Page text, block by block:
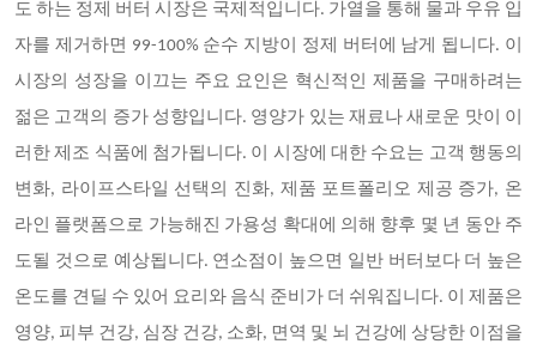
도 하는 정제 버터 시장은 국제적입니다. 가열을 통해 물과 우유 입
자를 제거하면 99-100% 순수 지방이 정제 버터에 남게 됩니다. 이
시장의 성장을 이끄는 주요 요인은 혁신적인 제품을 구매하려는
젊은 고객의 증가 성향입니다. 영양가 있는 재료나 새로운 맛이 이
러한 제조 식품에 첨가됩니다. 이 시장에 대한 수요는 고객 행동의
변화, 라이프스타일 선택의 진화, 제품 포트폴리오 제공 증가, 온
라인 플랫폼으로 가능해진 가용성 확대에 의해 향후 몇 년 동안 주
도될 것으로 예상됩니다. 연소점이 높으면 일반 버터보다 더 높은
온도를 견딜 수 있어 요리와 음식 준비가 더 쉬워집니다. 이 제품은
영양, 피부 건강, 심장 건강, 소화, 면역 및 뇌 건강에 상당한 이점을